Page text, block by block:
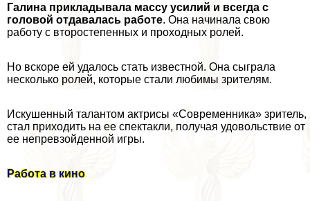
Галина прикладывала массу усилий и всегда с
головой отдавалась работе. Она начинала свою
работу с второстепенных и проходных ролей.
Но вскоре ей удалось стать известной. Она сыграла
несколько ролей, которые стали любимы зрителям.
Искушенный талантом актрисы «Современника» зритель,
стал приходить на ее спектакли, получая удовольствие от
ее непревзойденной игры.
Работа в кино